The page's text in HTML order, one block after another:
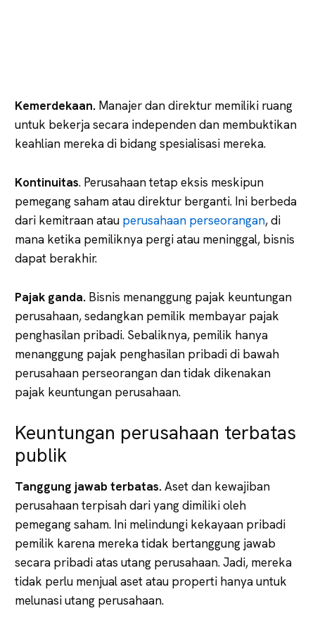
Kemerdekaan. Manajer dan direktur memiliki ruang
untuk bekerja secara independen dan membuktikan
keahlian mereka di bidang spesialisasi mereka.
Kontinuitas. Perusahaan tetap eksis meskipun
pemegang saham atau direktur berganti. Ini berbeda
dari kemitraan atau perusahaan perseorangan, di
mana ketika pemiliknya pergi atau meninggal, bisnis
dapat berakhir.
Pajak ganda. Bisnis menanggung pajak keuntungan
perusahaan, sedangkan pemilik membayar pajak
penghasilan pribadi. Sebaliknya, pemilik hanya
menanggung pajak penghasilan pribadi di bawah
perusahaan perseorangan dan tidak dikenakan
pajak keuntungan perusahaan.
Keuntungan perusahaan terbatas
publik
Tanggung jawab terbatas.Aset dan kewajiban
perusahaan terpisah dari yang dimiliki oleh
pemegang saham. Ini melindungi kekayaan pribadi
pemilik karena mereka tidak bertanggung jawab
secara pribadi atas utang perusahaan. Jadi, mereka
tidak perlu menjual aset atau properti hanya untuk
melunasi utang perusahaan.